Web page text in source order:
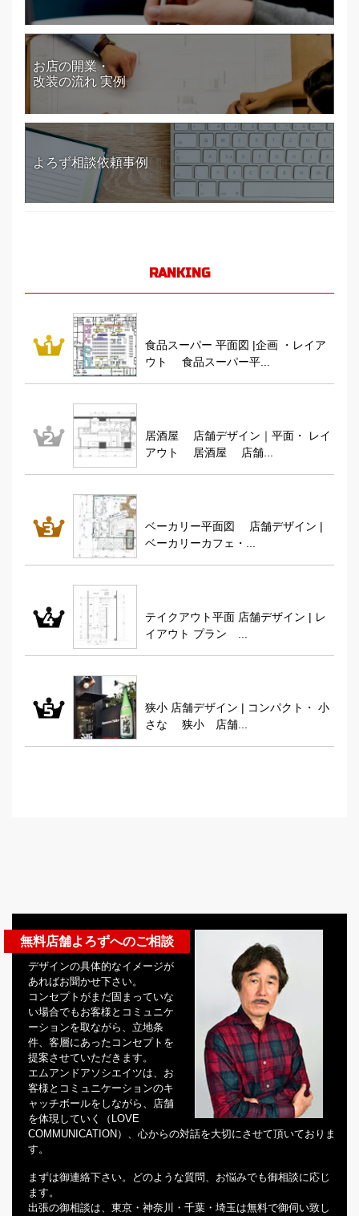
お店の開業・
改装の流れ 実例
よろず相談依頼事例
RANKING
食品スーパー 平面図 |企画 ・レイア
ウト 食品スーパー平...
居酒屋 店舗デザイン｜平面・ レイ
アウト 居酒屋 店舗...
ベーカリー平面図 店舗デザイン |
ベーカリーカフェ・...
テイクアウト平面 店舗デザイン | レ
イアウト プラン ...
狭小 店舗デザイン | コンパクト・ 小
さな 狭小 店舗...
無料店舗よろずへのご相談
デザインの具体的なイメージが
あればお聞かせ下さい。
コンセプトがまだ固まっていな
い場合でもお客様とコミュニケ
ーションを取ながら、立地条
件、客層にあったコンセプトを
提案させていただきます。
エムアンドアソシエイツは、お
客様とコミュニケーションのキ
ャッチボールをしながら、店舗
を体現していく（LOVE
COMMUNICATION）、心からの対話を大切にさせて頂いておりま
す。
まずは御連絡下さい。どのような質問、お悩みでも御相談に応じ
ます。
出張の御相談は、東京・神奈川・千葉・埼玉は無料で御伺い致し